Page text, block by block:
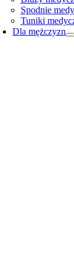
Spodnie
Tuniki
Dla mężczyzn